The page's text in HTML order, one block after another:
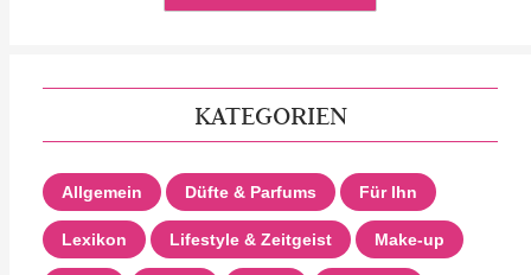
KATEGORIEN
Allgemein Düfte & Parfums Für Ihn
Lexikon Lifestyle & Zeitgeist Make-up